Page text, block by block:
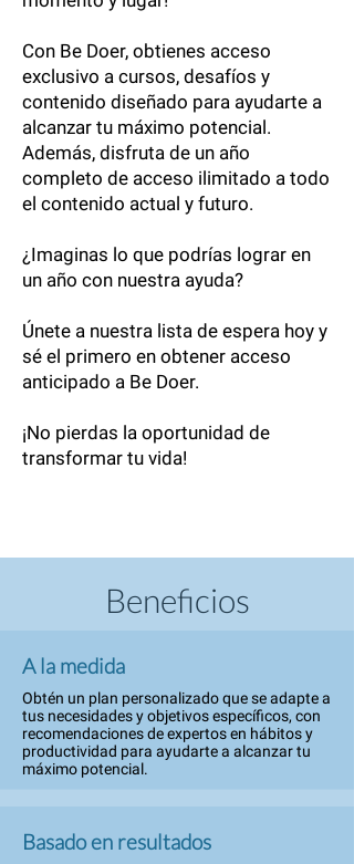
Con Be Doer, obtienes acceso
exclusivo a cursos, desafíos y
contenido diseñado para ayudarte a
alcanzar tu máximo potencial.
Además, disfruta de un año
completo de acceso ilimitado a todo
el contenido actual y futuro.
¿Imaginas lo que podrías lograr en
un año con nuestra ayuda?
Únete a nuestra lista de espera hoy y
sé el primero en obtener acceso
anticipado a Be Doer.
¡No pierdas la oportunidad de
transformar tu vida!
Beneficios
A la medida
Obtén un plan personalizado que se adapte a
tus necesidades y objetivos específicos, con
recomendaciones de expertos en hábitos y
productividad para ayudarte a alcanzar tu
máximo potencial.
Basado en resultados